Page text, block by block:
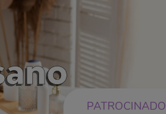
PATROCINADO